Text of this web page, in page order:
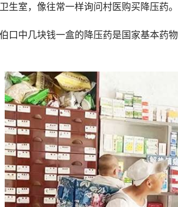
生室，像往常一样询问村医购买降压药。
中几块钱一盒的降压药是国家基本药物